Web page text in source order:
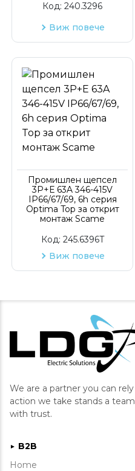
Код: 240.3296
Виж повече
Промишлен щепсел
3P+Е 63A 346-415V
IP66/67/69, 6h серия
Optima Top за открит
монтаж Scame
Код: 245.6396T
Виж повече
We are a partner you can
action we take stands a
with trust.
► B2B
Home